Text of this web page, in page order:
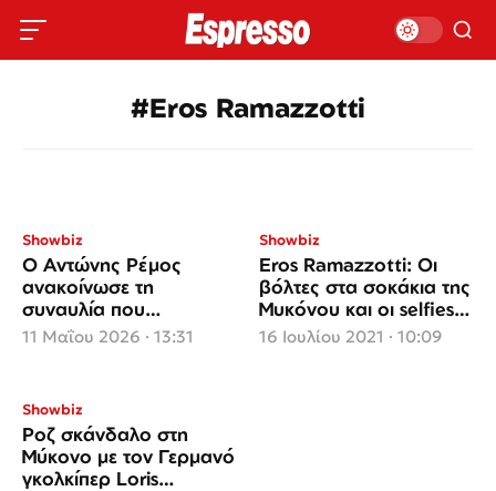
#Eros Ramazzotti
Showbiz
Ο Αντώνης Ρέμος
ανακοίνωσε τη
συναυλία που
διοργανώνει για τα 30
11 Μαΐου 2026 · 13:31
Showbiz
Eros Ramazzotti: Οι
βόλτες στα σοκάκια της
Μυκόνου και οι selfies
με θαυμαστές (video)
16 Ιουλίου 2021 · 10:09
Showbiz
Ροζ σκάνδαλο στη
Μύκονο με τον Γερμανό
γκολκίπερ Loris